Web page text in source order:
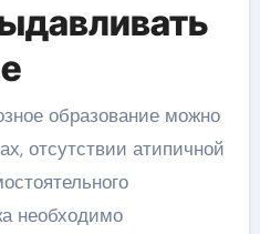
образование можно
отсутствии атипичной
необходимо